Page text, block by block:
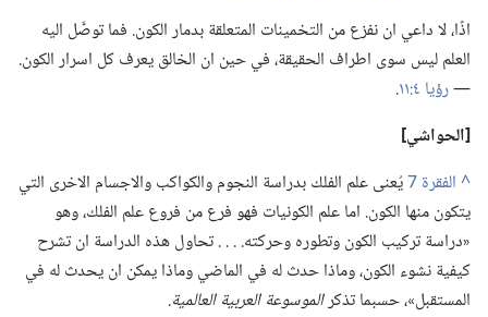
اذًا،‏ لا داعي ان نفزع من التخمينات المتعلقة بدمار الكون.‏ فما توصَّل اليه
العلم ليس سوى اطراف الحقيقة،‏ في حين ان الخالق يعرف كل اسرار الكون.‏
—‏رؤيا ٤:‏١١
‏.‏
‏[الحواشي]‏
^
يُعنى علم الفلك بدراسة النجوم والكواكب والاجسام الاخرى التي
يتكون منها الكون.‏ اما علم الكونيات فهو فرع من فروع علم الفلك،‏ وهو
«دراسة تركيب الكون وتطوره وحركته.‏ .‏ .‏ .‏ تحاول هذه الدراسة ان تشرح
كيفية نشوء الكون،‏ وماذا حدث له في الماضي وماذا يمكن ان يحدث له في
المستقبل»،‏ حسبما تذكرالموسوعة العربية العالمية.‏